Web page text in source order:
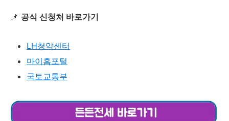
📌 공식 신청처 바로가기
LH청약센터
마이홈포털
국토교통부